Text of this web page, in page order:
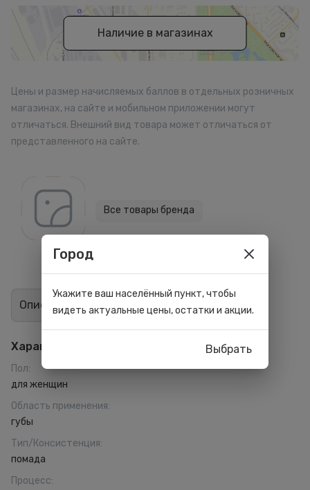
Наличие в магазинах
Цены и размер начисляемых баллов в отдельных розничных
магазинах, на сайте и мобильном приложении могут
отличаться. Внешний вид товара может отличаться от
представленного на сайте.
Все товары бренда
Описание Отзывы 0
Характеристики
Пол:
для женщин
Область применения:
губы
Тип/Консистенция:
помада
Процесс:
Город
Укажите ваш населённый пункт, чтобы
видеть актуальные цены, остатки и акции.
Выбрать